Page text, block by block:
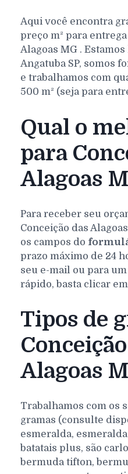
Aqui você encontra
preço m² para
Alagoas MG .
Angatuba SP, somos
e trabalhamos com
500 m² (seja para
Qual o
para
Alagoas
Para receber seu
Conceição das Alagoas
os campos do
prazo máximo de 24
seu e-mail ou para
rápido, basta clicar
Tipos de
Alagoas
Trabalhamos com os
gramas (consulte
esmeralda,
batatais plus, são
bermuda tifton,